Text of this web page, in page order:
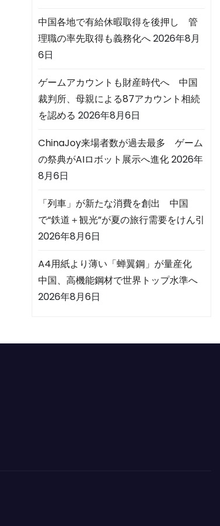
中国各地で有給休暇取得を後押し 管
理職の率先取得も義務化へ2026年8月
6日
ゲームアカウントも財産時代へ 中国
裁判所、母親による87アカウント相続
を認める 2026年8月6日
ChinaJoy来場者数が過去最多 ゲーム
の祭典がAIロボット展示へ進化2026年
8月6日
「列車」が新たな消費を創出 中国
で“鉄道＋観光”が夏の旅行需要をけん引
2026年8月6日
A4用紙より薄い「蝉翼鋼」が量産化
中国、高機能鋼材で世界トップ水準へ
2026年8月6日